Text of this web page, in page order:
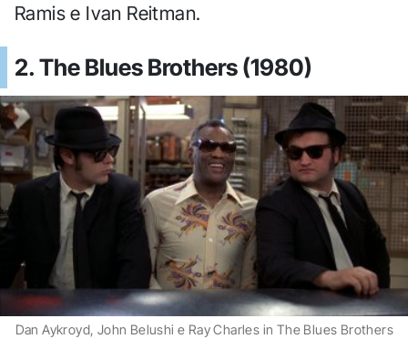
Ramis e Ivan Reitman.
2. The Blues Brothers (1980)
Dan Aykroyd, John Belushi e Ray Charles in The Blues Brothers